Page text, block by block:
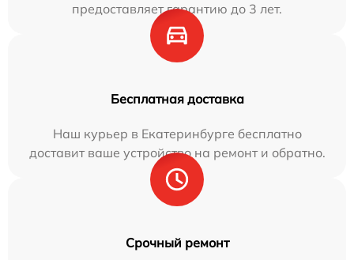
предоставляет гарантию до 3 лет.
Бесплатная доставка
Наш курьер в Екатеринбурге бесплатно
доставит ваше устройство на ремонт и обратно.
Срочный ремонт